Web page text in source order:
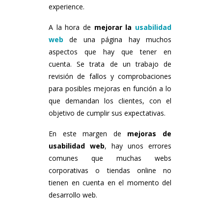
experience.
A la hora de mejorar la usabilidad
web de una página hay muchos
aspectos que hay que tener en
cuenta. Se trata de un trabajo de
revisión de fallos y comprobaciones
para posibles mejoras en función a lo
que demandan los clientes, con el
objetivo de cumplir sus expectativas.
En este margen de mejoras de
usabilidad web, hay unos errores
comunes que muchas webs
corporativas o tiendas online no
tienen en cuenta en el momento del
desarrollo web.